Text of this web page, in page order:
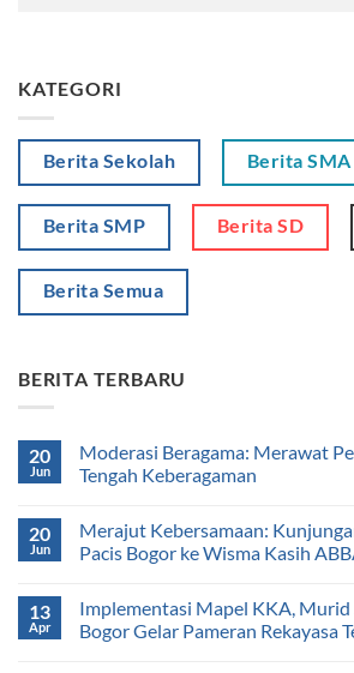
KATEGORI
Berita Sekolah Berita SMA
Berita SMP Berita SD
Berita Semua
BERITA TERBARU
20
Jun
Moderasi Beragama: Merawat
Tengah Keberagaman
20
Jun
Merajut Kebersamaan:
Pacis Bogor ke Wisma Kasih
13
Apr
Implementasi Mapel KKA, Murid
Bogor Gelar Pameran Rekayasa